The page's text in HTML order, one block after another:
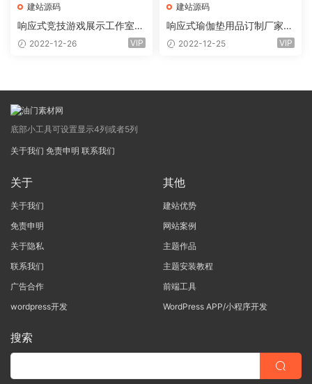
建站源码
响应式竞技游戏展示工作室网
站eyoucms易优模板(pc+wa
2022-12-26 VIP
建站源码
响应式瑜伽垫用品订制厂家网
站eyoucms易优模板(pc+wa
2022-12-25 VIP
底部小工具可设置显示4列或者5列
关于我们 免责申明 联系我们
关于
关于我们
免责申明
关于隐私
联系我们
广告合作
wordpress开发
其他
建站优势
网站案例
主题作品
主题安装教程
前端工具
WordPress APP/小程序开发
搜索